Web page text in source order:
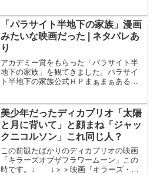
安静をおすすめいたします。引用元 さ
くら皮膚科えっ？たったの1...
「パラサイト半地下の家族」漫画
みたいな映画だった | ネタバレあ
り
アカデミー賞をもらった「パラサイト半
地下の家族」を観てきました。パラサイ
ト半地下の家族公式ＨＰまぁまぁある程
～。半地下とか地下に住んでる人って多
分滅多にいませんよね。で...
美少年だったディカプリオ「太陽
と月に背いて」と顔まね「ジャッ
クニコルソン」これ同じ人？
この前観たばかりのディカプリオの映画
「キラーズオブザフラワームーン」この
時です。↓ ↓＞＞映画『キラーズ・オ